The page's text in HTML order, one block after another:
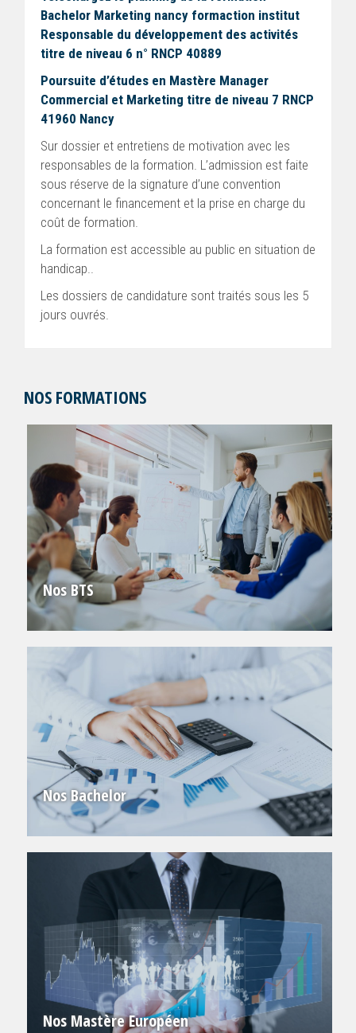
Bachelor Marketing nancy formaction institut
Responsable du développement des activités
titre de niveau 6 n° RNCP 40889
Poursuite d’études en Mastère Manager
Commercial et Marketing titre de niveau 7 RNCP
41960 Nancy
Sur dossier et entretiens de motivation avec les
responsables de la formation. L’admission est faite
sous réserve de la signature d’une convention
concernant le financement et la prise en charge du
coût de formation.
La formation est accessible au public en situation de
handicap..
Les dossiers de candidature sont traités sous les 5
jours ouvrés.
NOS FORMATIONS
Nos BTS
Nos Bachelor
Nos Mastère Européen